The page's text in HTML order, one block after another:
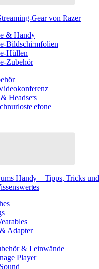
Gear von Razer
& Handy
Bildschirmfolien
Hüllen
Zubehör
Headsets
Handy – Tipps, Tricks und
Adapter
& Leinwände
Player